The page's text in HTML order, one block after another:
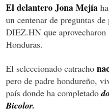
El delantero Jona Mejía
un centenar de preguntas
DIEZ.HN que aprovecharon
Honduras.
El seleccionado catracho
pero de padre hondureño,
país donde ha completado
Bicolor.